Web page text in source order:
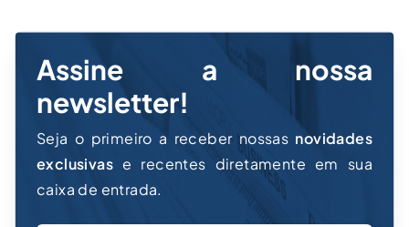
Assine a nossa
newsletter!
Seja o primeiro a receber nossas novidades
exclusivas e recentes diretamente em sua
caixa de entrada.